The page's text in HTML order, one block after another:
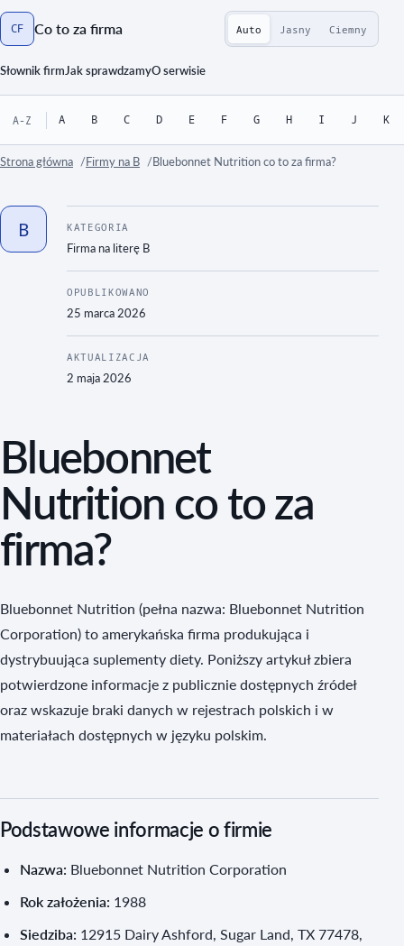
CF Co to za firma
Strona główna
Słownik firmJak sprawdzamyO serwisie
Auto Jasny Ciemny
A-Z A B C D E F G H I J K
Strona główna Firmy na B Bluebonnet Nutrition co to za firma?
B KATEGORIA
Firma na literę B
OPUBLIKOWANO
25 marca 2026
AKTUALIZACJA
2 maja 2026
Bluebonnet
Nutrition co to za
firma?
Bluebonnet Nutrition (pełna nazwa: Bluebonnet Nutrition
Corporation) to amerykańska firma produkująca i
dystrybuująca suplementy diety. Poniższy artykuł zbiera
potwierdzone informacje z publicznie dostępnych źródeł
oraz wskazuje braki danych w rejestrach polskich i w
materiałach dostępnych w języku polskim.
Podstawowe informacje o firmie
Nazwa: Bluebonnet Nutrition Corporation
Rok założenia: 1988
Siedziba: 12915 Dairy Ashford, Sugar Land, TX 77478,